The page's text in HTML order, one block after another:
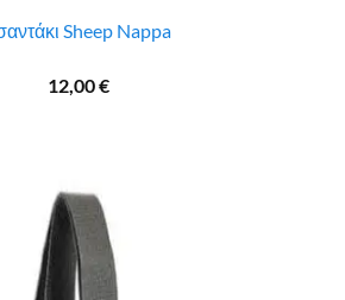
Sheep Nappa
12,00€